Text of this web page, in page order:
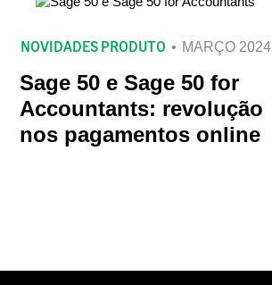
NOVIDADES PRODUTO MARÇO 2024
Sage 50 e Sage 50 for
Accountants: revolução
nos pagamentos online